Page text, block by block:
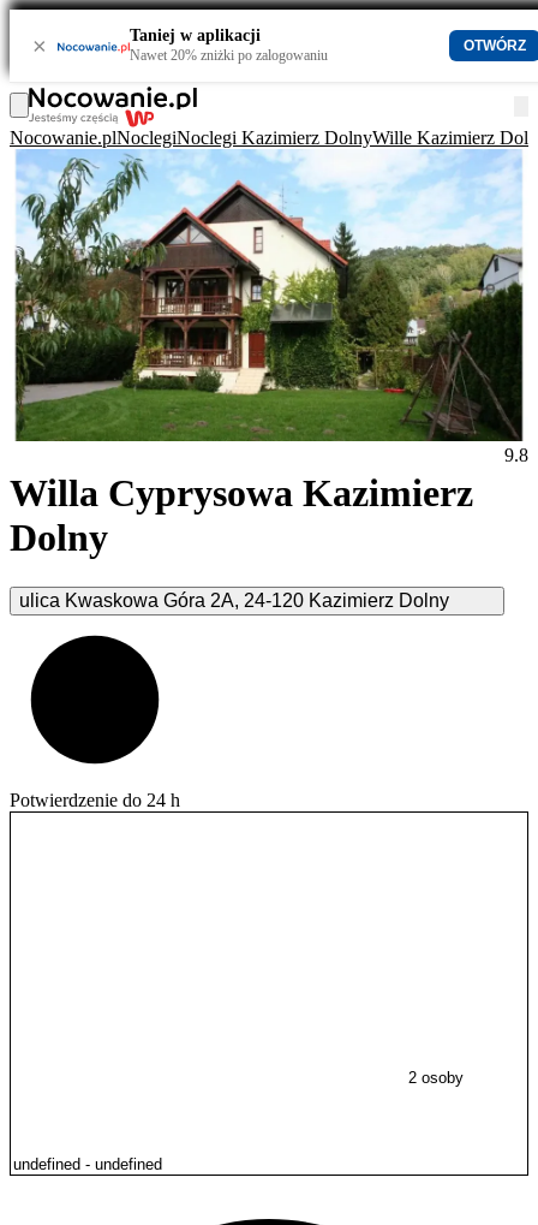
× Taniej w aplikacji
Nawet 20% zniżki po zalogowaniu
OTWÓRZ
Nocowanie.plNoclegiNoclegi Kazimierz DolnyWille Kazimierz
Willa Cyprysowa Kazimierz
Dolny
ulica Kwaskowa Góra 2A, 24-120 Kazimierz Dolny
9.8
Potwierdzenie do 24 h
2 osoby